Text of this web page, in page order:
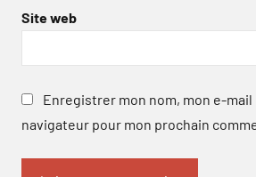
Site web
Enregistrer mon nom, mon e-
navigateur pour mon prochain